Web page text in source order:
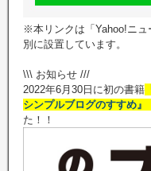
※本リンクは「Yahoo!ニ
別に設置しています。
\\\ お知らせ ///
2022年6月30日に初の書籍
シンプルブログのすすめ』
た！！